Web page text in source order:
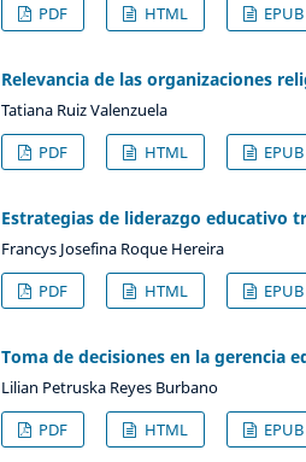
PDF
HTML EPUB
Relevancia de las organizaciones
Tatiana Ruiz Valenzuela
PDF
HTML EPUB
Estrategias de liderazgo educativo
Francys Josefina Roque Hereira
PDF
HTML EPUB
Toma de decisiones en la gerencia
Lilian Petruska Reyes Burbano
PDF
HTML EPUB